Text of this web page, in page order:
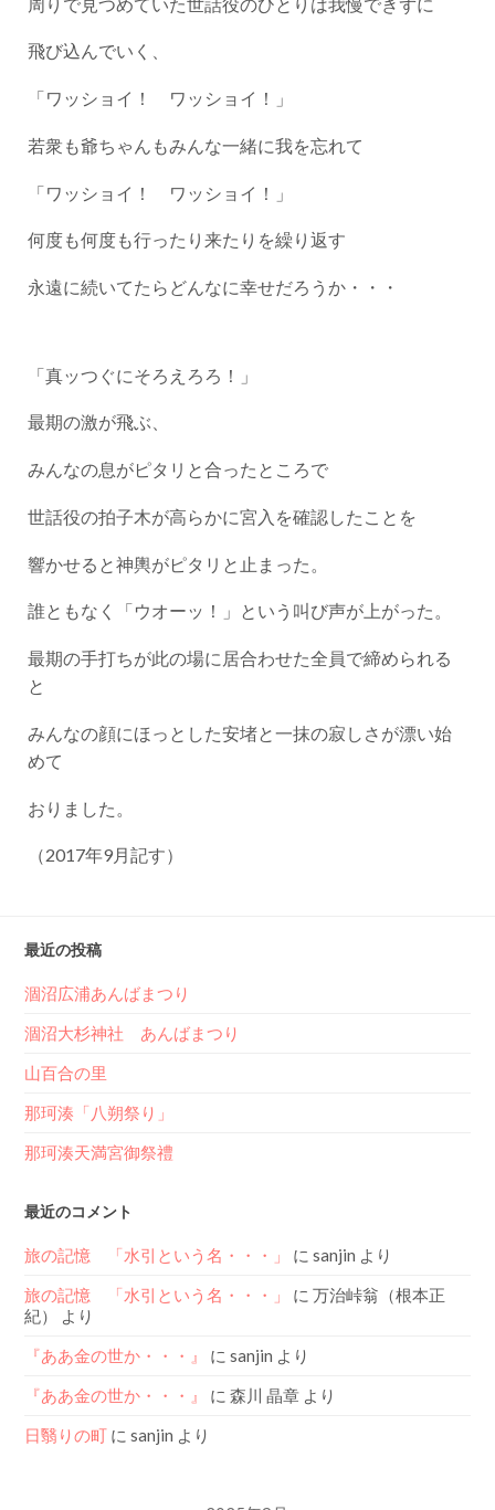
飛び込んでいく、
「ワッショイ！ ワッショイ！」
若衆も爺ちゃんもみんな一緒に我を忘れて
「ワッショイ！ ワッショイ！」
何度も何度も行ったり来たりを繰り返す
永遠に続いてたらどんなに幸せだろうか・・・
「真ッつぐにそろえろろ！」
最期の激が飛ぶ、
みんなの息がピタリと合ったところで
世話役の拍子木が高らかに宮入を確認したことを
響かせると神輿がピタリと止まった。
誰ともなく「ウオーッ！」という叫び声が上がった。
最期の手打ちが此の場に居合わせた全員で締められる
と
みんなの顔にほっとした安堵と一抹の寂しさが漂い始
めて
おりました。
（2017年9月記す）
最近の投稿
涸沼広浦あんばまつり
涸沼大杉神社 あんばまつり
山百合の里
那珂湊「八朔祭り」
那珂湊天満宮御祭禮
最近のコメント
旅の記憶 「水引という名・・・」 にsanjin より
旅の記憶 「水引という名・・・」 に万治峠翁（根本正
紀） より
『ああ金の世か・・・』 にsanjin より
『ああ金の世か・・・』 に森川 晶章 より
日翳りの町 にsanjin より